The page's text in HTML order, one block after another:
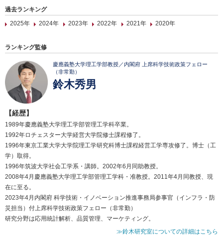
過去ランキング
2025年
2024年 2023年 2022年 2021年 2020年
ランキング監修
慶應義塾大学理工学部教授／内閣府 上席科学技術政策フェロー
（非常勤）
鈴木秀男
【経歴】
1989年慶應義塾大学理工学部管理工学科卒業。
1992年ロチェスター大学経営大学院修士課程修了。
1996年東京工業大学大学院理工学研究科博士課程経営工学専攻修了。博士（工
学）取得。
1996年筑波大学社会工学系・講師。2002年6月同助教授。
2008年4月慶應義塾大学理工学部管理工学科・准教授。2011年4月同教授、現
在に至る。
2023年4月内閣府 科学技術・イノベーション推進事務局参事官（インフラ・防
災担当）付上席科学技術政策フェロー（非常勤）
研究分野は応用統計解析、品質管理、マーケティング。
≫鈴木研究室についての詳細はこちら